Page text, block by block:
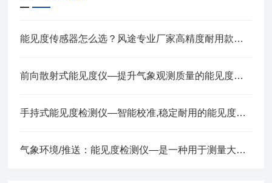
能见度传感器怎么选？风途专业厂家高精度耐用款值得入手
前向散射式能见度仪—提升气象观测质量的能见度传感器2025全+境+派+送
手持式能见度检测仪—智能校准,稳定耐用的能见度仪全+境+派+送
气象环境/推送：能见度检测仪—是一种用于测量大气能见度的设备